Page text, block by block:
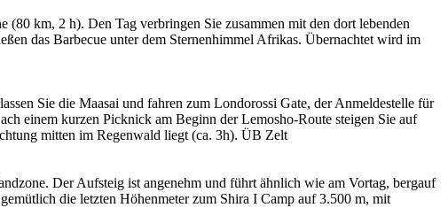
km, 2 h). Den Tag verbringen Sie zusammen mit den dort lebenden
das Barbecue unter dem Sternenhimmel Afrikas. Übernachtet wird im
Sie die Maasai und fahren zum Londorossi Gate, der Anmeldestelle für
einem kurzen Picknick am Beginn der Lemosho-Route steigen Sie auf
mitten im Regenwald liegt (ca. 3h). ÜB Zelt
Der Aufsteig ist angenehm und führt ähnlich wie am Vortag, bergauf
die letzten Höhenmeter zum Shira I Camp auf 3.500 m, mit